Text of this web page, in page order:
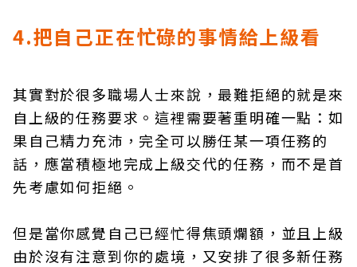
4.把自己正在忙碌的事情給上級看
其實對於很多職場人士來說，最難拒絕的就是來
自上級的任務要求。這裡需要著重明確一點：如
果自己精力充沛，完全可以勝任某一項任務的
話，應當積極地完成上級交代的任務，而不是首
先考慮如何拒絕。
但是當你感覺自己已經忙得焦頭爛額，並且上級
由於沒有注意到你的處境，又安排了很多新任務